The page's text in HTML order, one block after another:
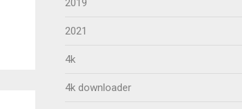
2019
2021
4k
4k downloader